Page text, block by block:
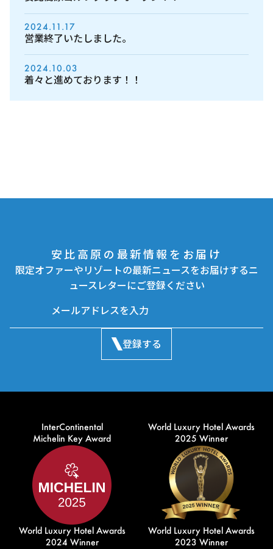
2024.11.17
営業終了いたしました。
2024.10.03
着々と進めております！！
安比高原の最新情報をお届け
限定オファーやリゾートの最新ニュースをお届けするニ
ュースレターにご登録ください
登録する
InterContinental
Michelin Key Award
World Luxury Hotel Awards
2025 Winner
World Luxury Hotel Awards
2024 Winner
World Luxury Hotel Awards
2023 Winner